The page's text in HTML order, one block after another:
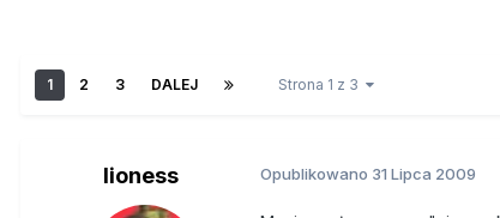
1 2 3 DALEJ Strona 1 z 3
lioness Opublikowano 31 Lipca 2009